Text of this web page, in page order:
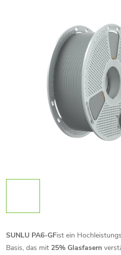
SUNLU PA6-GFist ein
Basis, das mit 25% Glasfasern